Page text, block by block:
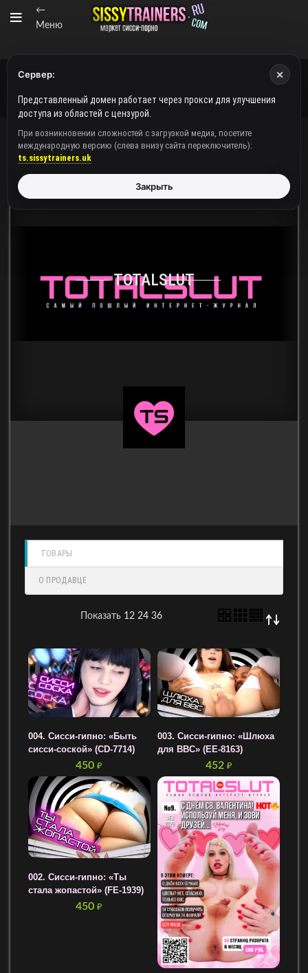
←
Меню
TOTALSLUT
ТОВАРЫ
О ПРОДАВЦЕ
Показать 12 24 36
004. Сисси-гипно: «Быть
сисси-соской» (CD-7714)
450₽
003. Сисси-гипно: «Шлюха
для BBC» (EE-8163)
452 ₽
002. Сисси-гипно: «Ты
стала жопастой» (FE-1939)
450₽
Сервер: ×
Представленный домен работает через прокси для улучшения
доступа из областей с цензурой.
При возникновении сложностей с загрузкой медиа, посетите
международную версию (слева внизу сайта переключитель):
ts.sissytrainers.uk
Закрыть